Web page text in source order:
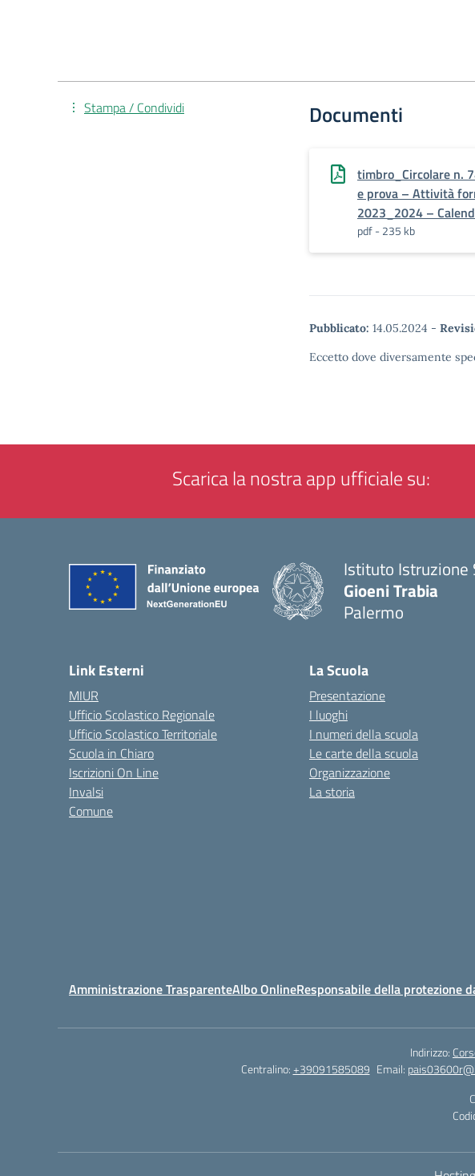
Documenti
timbro_Circolare n.
e prova – Attività
2023_2024 –
pdf - 235 kb
Pubblicato: 14.05.2024 -
Eccetto dove diversamente
Stampa / Condividi
Scarica la nostra app ufficiale su:
Istituto Istruzione
Gioeni Trabia
Palermo
Link Esterni
MIUR
Ufficio Scolastico Regionale
Ufficio Scolastico Territoriale
Scuola in Chiaro
Iscrizioni On Line
Invalsi
Comune
La Scuola
Presentazione
I luoghi
I numeri della scuola
Le carte della scuola
Organizzazione
La storia
Amministrazione TrasparenteAlbo OnlineResponsabile della protezione
Indirizzo:
Centralino:+39091585089 Email: